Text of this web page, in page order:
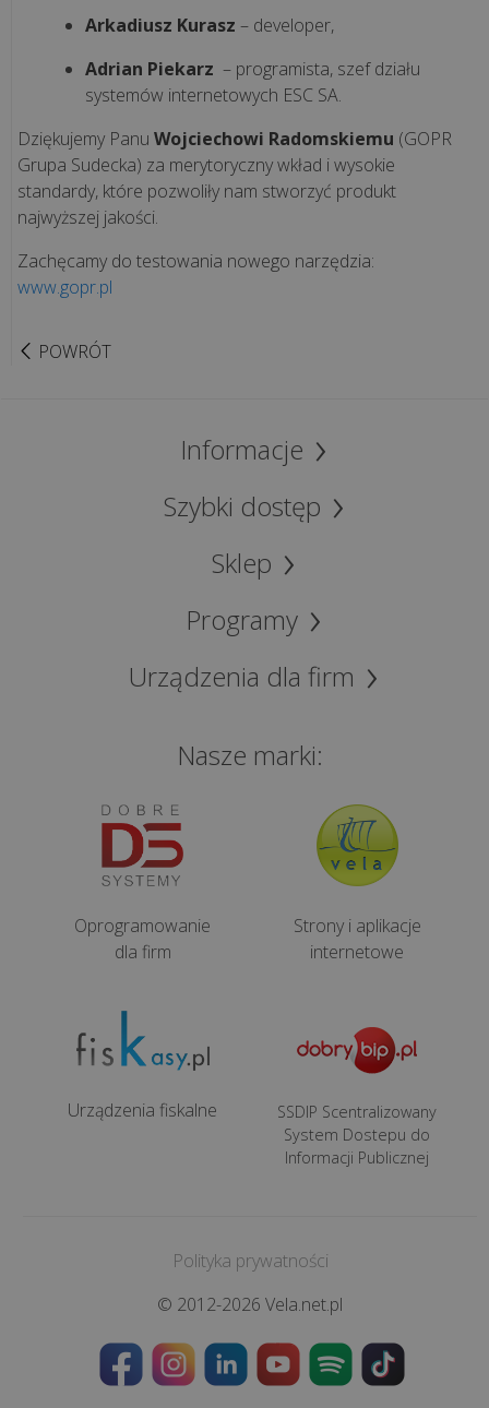
zniszczyć
sprzęt
jest
thermal
throttling...
Jak
przełamać
przed
przestój
spowodowany
informaty...
Arkadiusz Kurasz – developer,
Adrian Piekarz – programista, szef działu
systemów internetowych ESC SA.
Dziękujemy Panu Wojciechowi Radomskiemu (GOPR
Grupa Sudecka) za merytoryczny wkład i wysokie
standardy, które pozwoliły nam stworzyć produkt
najwyższej jakości.
Zachęcamy do testowania nowego narzędzia:
www.gopr.pl
POWRÓT
Informacje
Szybki dostęp
Sklep
Programy
Urządzenia dla firm
Nasze marki:
Oprogramowanie
dla firm
Strony i aplikacje
internetowe
Urządzenia fiskalne
SSDIP Scentralizowany
System Dostepu do
Informacji Publicznej
Polityka prywatności
© 2012-2026 Vela.net.pl